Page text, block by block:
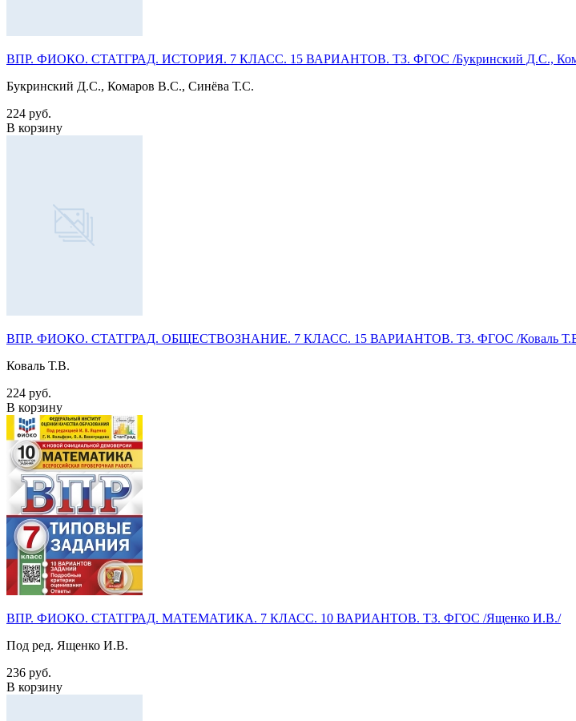
ВПР. ФИОКО. СТАТГРАД. ИСТОРИЯ. 7 КЛАСС. 15 ВАРИАНТОВ. ТЗ. ФГОС /Букринский Д.С.,
Букринский Д.С., Комаров В.С., Синёва Т.С.
224 руб.
В корзину
ВПР. ФИОКО. СТАТГРАД. ОБЩЕСТВОЗНАНИЕ. 7 КЛАСС. 15 ВАРИАНТОВ. ТЗ. ФГОС /Коваль
Коваль Т.В.
224 руб.
В корзину
ВПР. ФИОКО. СТАТГРАД. МАТЕМАТИКА. 7 КЛАСС. 10 ВАРИАНТОВ. ТЗ. ФГОС /Ященко И.В./
Под ред. Ященко И.В.
236 руб.
В корзину